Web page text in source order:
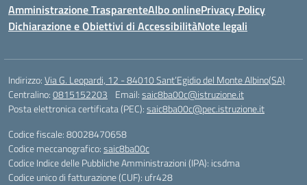
Amministrazione TrasparenteAlbo onlinePrivacy Policy
Dichiarazione e Obiettivi di AccessibilitàNote legali
Indirizzo:Via G. Leopardi, 12 - 84010 Sant’Egidio del Monte Albino(SA)
Centralino:0815152203 Email:saic8ba00c@istruzione.it
Posta elettronica certificata (PEC):saic8ba00c@pec.istruzione.it
Codice fiscale: 80028470658
Codice meccanografico:saic8ba00c
Codice Indice delle Pubbliche Amministrazioni (IPA): icsdma
Codice unico di fatturazione (CUF): ufr428